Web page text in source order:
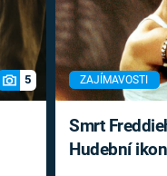
5 ZAJÍMAVOSTI
Smrt
Hudební